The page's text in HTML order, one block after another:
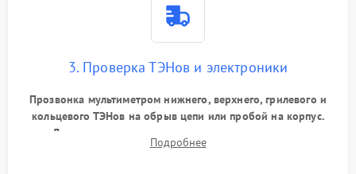
3. Проверка ТЭНов и электроники
Прозвонка мультиметром нижнего, верхнего, грилевого и
кольцевого ТЭНов на обрыв цепи или пробой на корпус.
Диагностика термостата, датчиков температуры,
переключателя режимов и мотора конвекции.
Подробнее